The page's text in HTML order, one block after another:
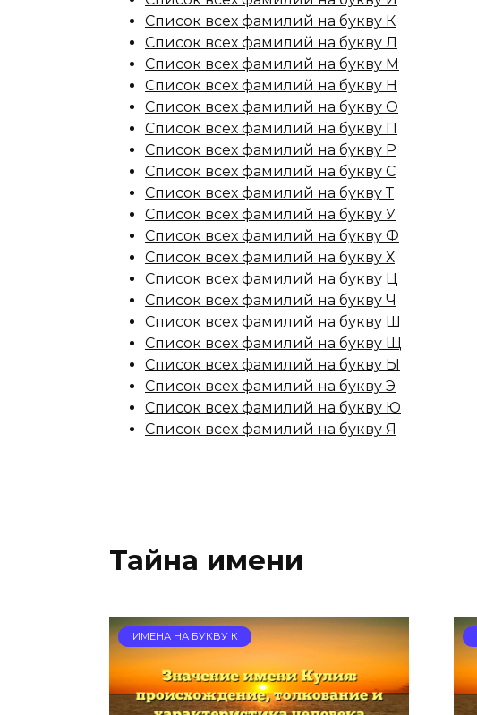
Список всех фамилий на букву К
Список всех фамилий на букву Л
Список всех фамилий на букву М
Список всех фамилий на букву Н
Список всех фамилий на букву О
Список всех фамилий на букву П
Список всех фамилий на букву Р
Список всех фамилий на букву С
Список всех фамилий на букву Т
Список всех фамилий на букву У
Список всех фамилий на букву Ф
Список всех фамилий на букву Х
Список всех фамилий на букву Ц
Список всех фамилий на букву Ч
Список всех фамилий на букву Ш
Список всех фамилий на букву Щ
Список всех фамилий на букву Ы
Список всех фамилий на букву Э
Список всех фамилий на букву Ю
Список всех фамилий на букву Я
Тайна имени
ИМЕНА НА БУКВУ К